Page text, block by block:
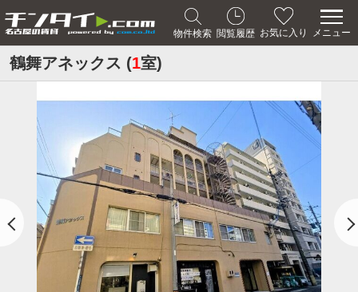
物件検索 閲覧履歴 お気に入り メニュー
鶴舞アネックス (1室)